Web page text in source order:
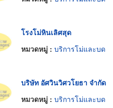
โรงโม่หินเลิศสุด
หมวดหมู่ : บริการโม่และบด
บริษัท อัศวินวิศวโยธา จำกัด
หมวดหมู่ : บริการโม่และบด